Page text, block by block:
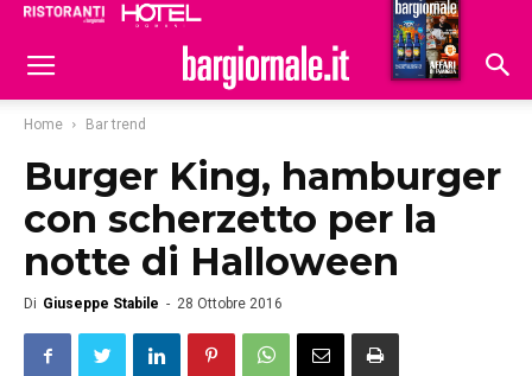
Hoteldomani
Home Bar trend
Burger King, hamburger
con scherzetto per la
notte di Halloween
Di Giuseppe Stabile - 28 Ottobre 2016